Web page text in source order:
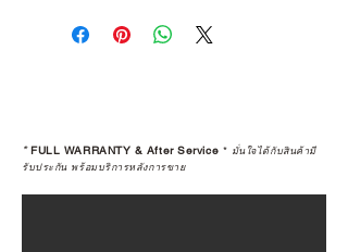
*FULL WARRANTY & After Service * มั่นใจได้กับสินค้ามี
รับประกัน พร้อมบริการหลังการขาย